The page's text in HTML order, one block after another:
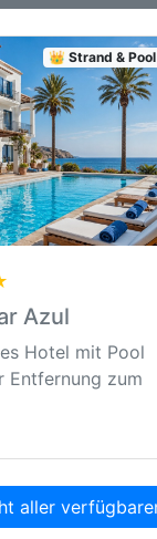
👑 Strand & Pool
Azul
Hotel mit Pool
Entfernung zum
aller